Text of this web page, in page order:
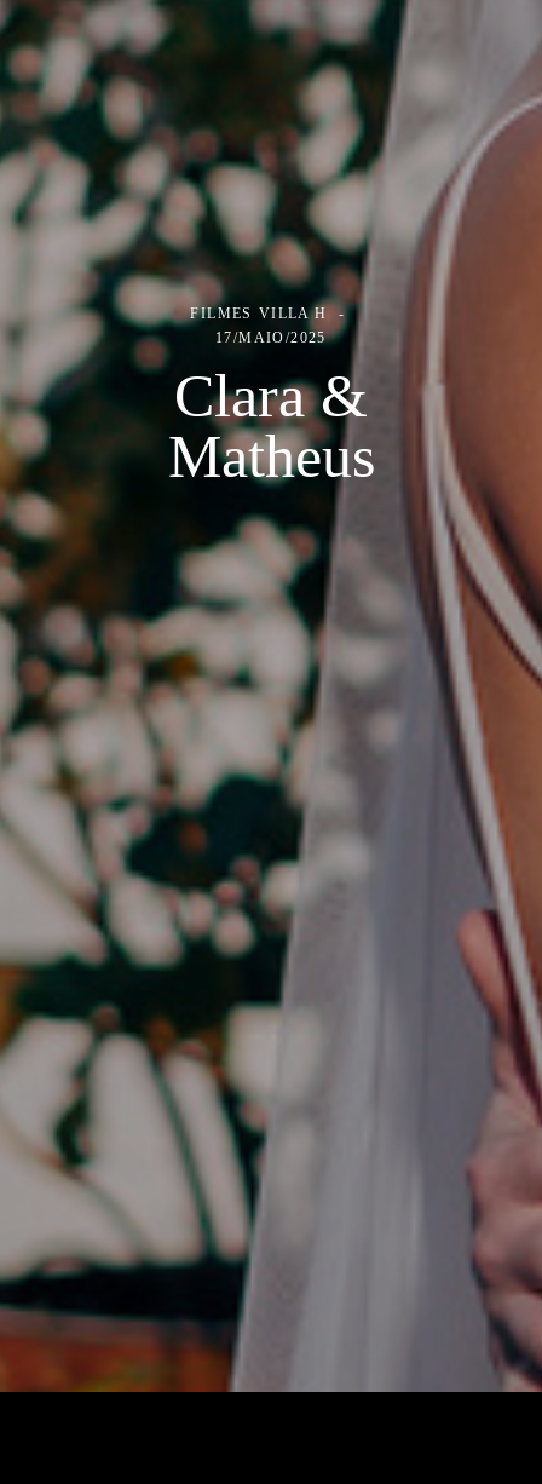
FILMES
VILLA H
17/MAIO/2025
Clara &
Matheus